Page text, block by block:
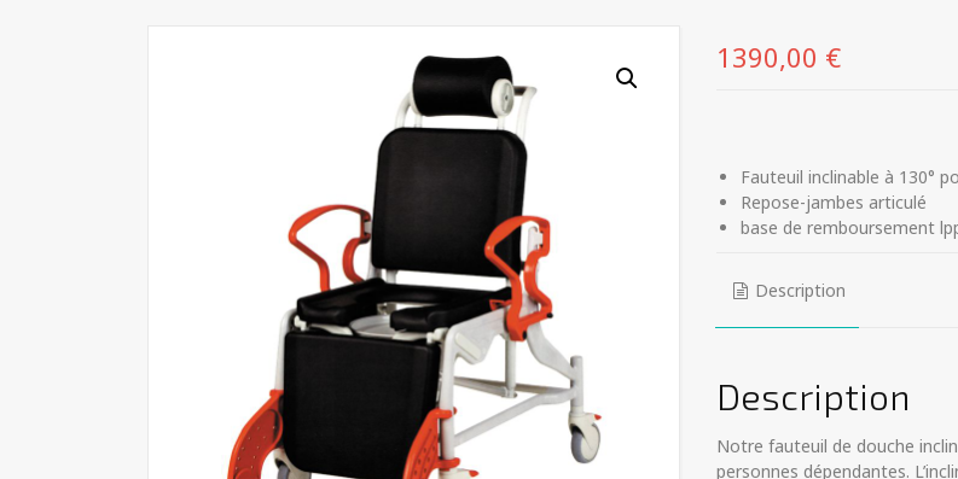
1390,00 €
Fauteuil inclinable à 130°
Repose-jambes articulé
base de remboursement
Description
Description
Notre fauteuil de douche
personnes dépendantes.